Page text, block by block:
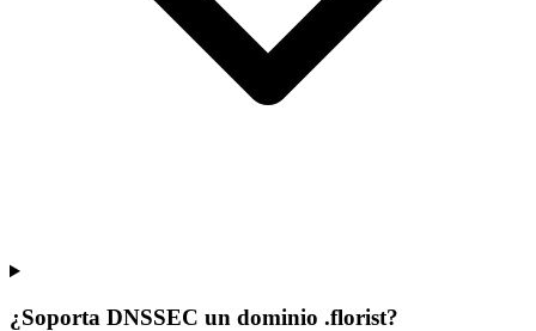
¿Soporta DNSSEC un dominio .florist?